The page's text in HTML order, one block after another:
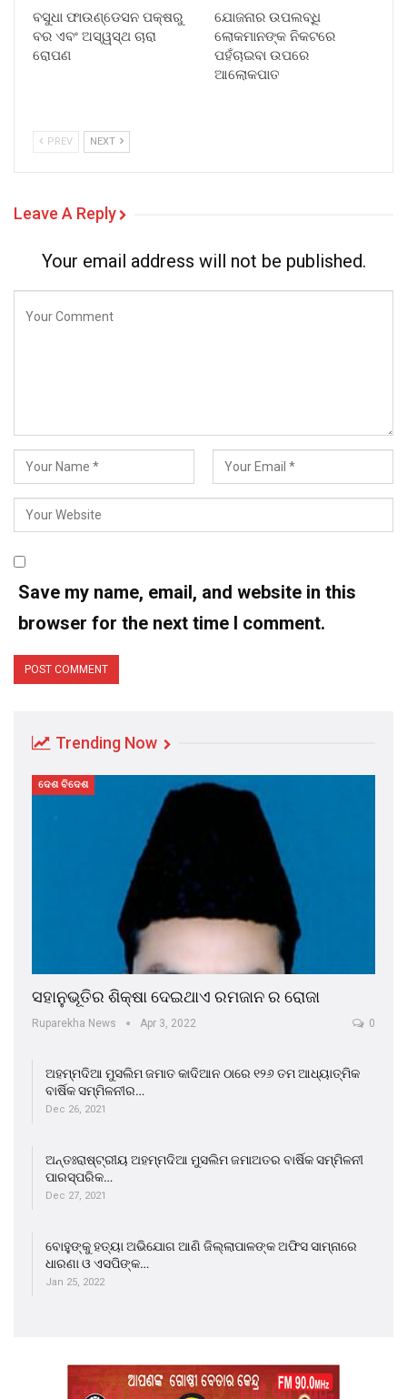
ବସୁଧା ଫାଉଣ୍ଡେସନ ପକ୍ଷରୁ
ବର ଏବଂ ଅସ୍ୱସ୍ଥ ଚାରା
ରୋପଣ
ଯୋଜନାର ଉପଲବ୍ଧି
ଲୋକମାନଙ୍କ ନିକଟରେ
ପହଁଚାଇବା ଉପରେ
ଆଲୋକପାତ
PREV NEXT
Leave A Reply
Your email address will not be published.
Save my name, email, and website in this
browser for the next time I comment.
Trending Now
ଦେଶ ବିଦେଶ
ସହାନୁଭୂତିର ଶିକ୍ଷା ଦେଇଥାଏ ରମଜାନ ର ରୋଜା
Ruparekha News Apr 3, 2022 0
ଅହମ୍ମଦିଆ ମୁସଲିମ ଜମାତ କାଦିଆନ ଠାରେ ୧୨୬ ତମ ଆଧ୍ୟାତ୍ମିକ
ବାର୍ଷିକ ସମ୍ମିଳନୀର…
Dec 26, 2021
ଅନ୍ତଃରାଷ୍ଟ୍ରୀୟ ଅହମ୍ମଦିଆ ମୁସଲିମ ଜମାଅତର ବାର୍ଷିକ ସମ୍ମିଳନୀ
ପାରସ୍ପରିକ…
Dec 27, 2021
ବୋହୁଙ୍କୁ ହତ୍ୟା ଅଭିଯୋଗ ଆଣି ଜିଲ୍ଲାପାଳଙ୍କ ଅଫିସ ସାମ୍ନାରେ
ଧାରଣା ଓ ଏସପିଙ୍କ…
Jan 25, 2022